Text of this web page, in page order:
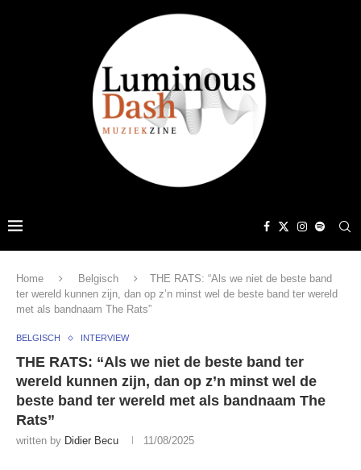
Home Belgisch
THE RATS: “Als we niet de beste band
ter wereld kunnen zijn, dan op z’n minst wel de beste band ter wereld
met als bandnaam The Rats”
BELGISCH INTERVIEW
THE RATS: “Als we niet de beste band ter
wereld kunnen zijn, dan op z’n minst wel de
beste band ter wereld met als bandnaam The
Rats”
written by Didier Becu 11/08/2025